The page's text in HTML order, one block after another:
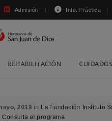
Admisión Info. Práctica
REHABILITACIÓN
2019 in La Fundación Instituto
el programa